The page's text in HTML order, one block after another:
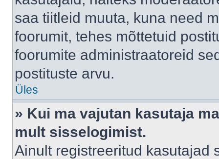
saa tiitleid muuta, kuna need
foorumit, tehes mõttetuid
foorumite administraatoreid
postituste arvu.
Üles
» Kui ma vajutan kasutaja
mult sisselogimist.
Ainult registreeritud kasutajad